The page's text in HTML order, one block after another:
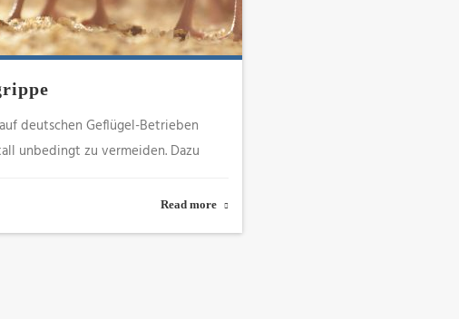
deutschen Geflügel-Betrieben
unbedingt zu vermeiden. Dazu
Read more